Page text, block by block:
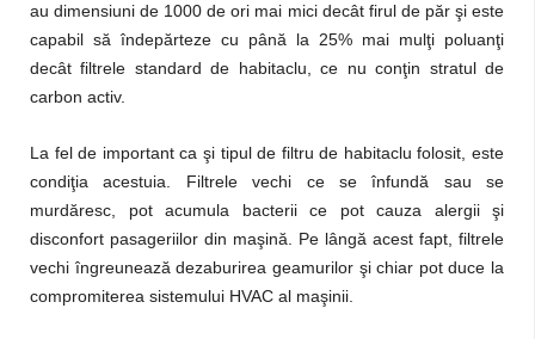
au dimensiuni de 1000 de ori mai mici decât firul de păr şi este
capabil să îndepărteze cu până la 25% mai mulţi poluanţi
decât filtrele standard de habitaclu, ce nu conţin stratul de
carbon activ.
La fel de important ca şi tipul de filtru de habitaclu folosit, este
condiţia acestuia. Filtrele vechi ce se înfundă sau se
murdăresc, pot acumula bacterii ce pot cauza alergii şi
disconfort pasageriilor din maşină. Pe lângă acest fapt, filtrele
vechi îngreunează dezaburirea geamurilor şi chiar pot duce la
compromiterea sistemului HVAC al maşinii.